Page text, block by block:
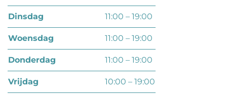
dinsdag 11:00 – 19:00
woensdag 11:00 – 19:00
donderdag 11:00 – 19:00
vrijdag 10:00 – 19:00